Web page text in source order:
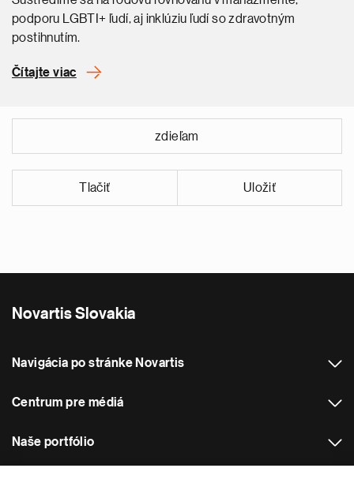
podporu LGBTI+ ľudí, aj inklúziu ľudí so zdravotným
postihnutím.
Čítajte viac
zdieľam
Tlačiť Uložiť
Novartis Slovakia
Navigácia po stránke Novartis
Centrum pre médiá
Naše portfólio